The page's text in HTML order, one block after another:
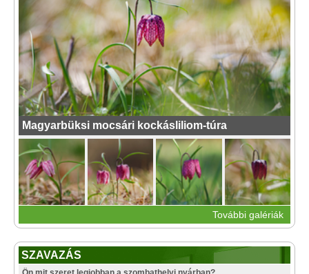
Magyarbüksi mocsári kockásliliom-túra
További galériák
SZAVAZÁS